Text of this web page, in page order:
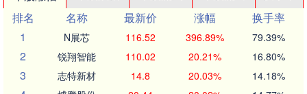
排名
名称 最新价 涨幅
换手率
1
N展芯 116.52 396.89% 79.39%
2 锐翔智能 110.02 20.21% 16.80%
3 志特新材 14.8 20.03% 14.18%